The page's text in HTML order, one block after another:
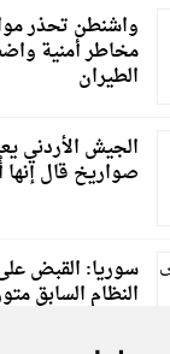
واشنطن تحذر
مخاطر أمنية
الطيران
صواريخ قال
سوريا: القبض
النظام السابق